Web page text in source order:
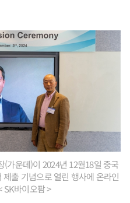
(가운데)이 2024년 12월18일 중국
출 기념으로 열린 행사에 온라인
SK바이오팜 >